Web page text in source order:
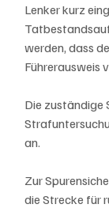
Lenker kurz
werden, dass
Führerausweis
Die
an.
Zur
die Strecke für